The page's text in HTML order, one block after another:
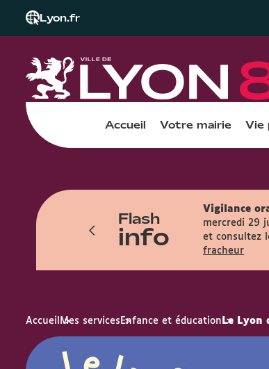
Lyon.fr
Accueil Votre mairie Vie
Flash
info
et accueille le public entre 7h45 et
Vigilance
mercredi 29
et consultez
fracheur
Accueil Mes services Enfance et éducation Le Lyon